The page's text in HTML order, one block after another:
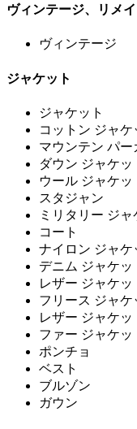
ヴィンテージ、リメ
ヴィンテージ
ジャケット
ジャケット
コットン ジャケ
マウンテン パー
ダウン ジャケッ
ウール ジャケッ
スタジャン
ミリタリー ジャ
コート
ナイロン ジャケ
デニム ジャケッ
レザー ジャケッ
フリース ジャケ
レザー ジャケッ
ファー ジャケッ
ポンチョ
ベスト
ブルゾン
ガウン